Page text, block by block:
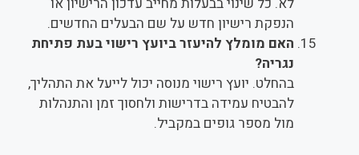
הנפקת רישיון חדש על שם הבעלים החדשים.
האם מומלץ להיעזר ביועץ רישוי בעת פתיחת
נגריה?
בהחלט. יועץ רישוי מנוסה יכול לייעל את התהליך,
להבטיח עמידה בדרישות ולחסוך זמן והתנהלות
מול מספר גופים במקביל.